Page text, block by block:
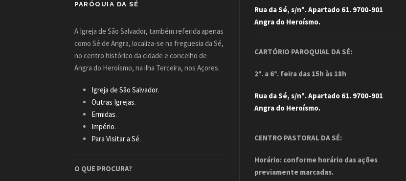
PARÓQUIA DA SÉ
A Igreja de São Salvador, também referida apenas
como Sé de Angra, localiza-se na freguesia da Sé,
no centro histórico da cidade e concelho de
Angra do Heroísmo, na ilha Terceira, nos Açores.
Igreja de São Salvador.
Outras Igrejas.
Ermidas.
Império.
Para Visitar a Sé.
O QUE PROCURA?
Rua da Sé, s/nº. Apartado 61. 9700-901
Angra do Heroísmo.
CARTÓRIO PAROQUIAL DA SÉ:
2ª. a 6ª. feira das 15h às 18h
Rua da Sé, s/nº. Apartado 61. 9700-901
Angra do Heroísmo.
CENTRO PASTORAL DA SÉ:
Horário: conforme horário das ações
previamente marcadas.